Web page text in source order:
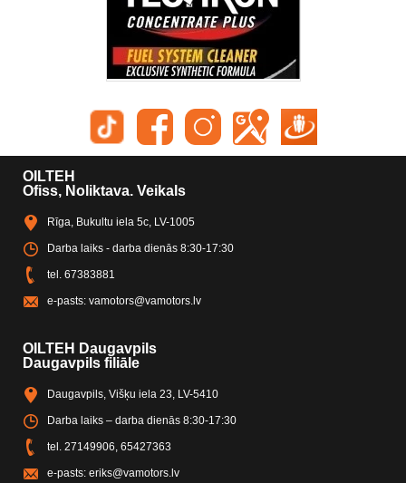
OILTEH
Ofiss, Noliktava. Veikals
Rīga, Bukultu iela 5c, LV-1005
Darba laiks - darba dienās 8:30-17:30
tel. 67383881
e-pasts: vamotors@vamotors.lv
OILTEH Daugavpils
Daugavpils filiāle
Daugavpils, Višķu iela 23, LV-5410
Darba laiks – darba dienās 8:30-17:30
tel. 27149906 65427363
e-pasts: eriks@vamotors.lv